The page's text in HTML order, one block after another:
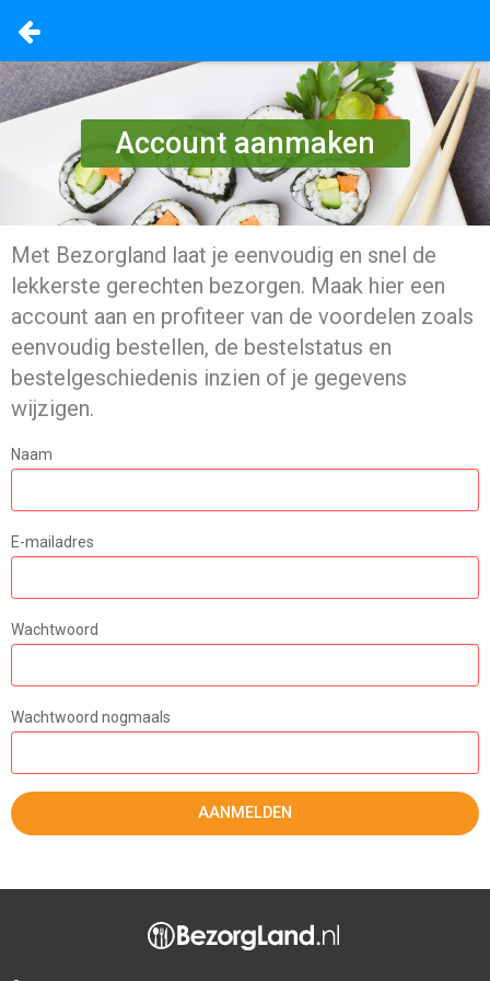
Account aanmaken
Met Bezorgland laat je eenvoudig en snel de
lekkerste gerechten bezorgen. Maak hier een
account aan en profiteer van de voordelen zoals
eenvoudig bestellen, de bestelstatus en
bestelgeschiedenis inzien of je gegevens
wijzigen.
Naam
E-mailadres
Wachtwoord
Wachtwoord nogmaals
AANMELDEN